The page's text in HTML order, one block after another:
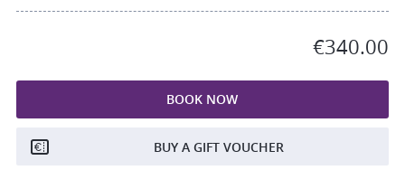
€340.00
BOOK NOW
BUY A GIFT VOUCHER